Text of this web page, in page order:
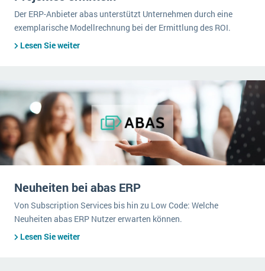
Der ERP-Anbieter abas unterstützt Unternehmen durch eine
exemplarische Modellrechnung bei der Ermittlung des ROI.
Lesen Sie weiter
Neuheiten bei abas ERP
Von Subscription Services bis hin zu Low Code: Welche
Neuheiten abas ERP Nutzer erwarten können.
Lesen Sie weiter